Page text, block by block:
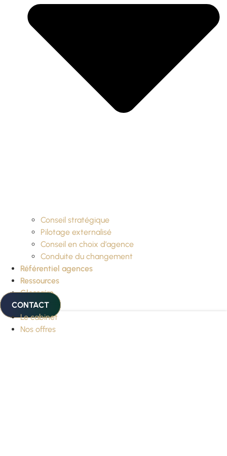
Conseil stratégique
Pilotage externalisé
Conseil en choix d’agence
Conduite du changement
Référentiel agences
Ressources
Glossaire
CONTACT
Le cabinet
Nos offres